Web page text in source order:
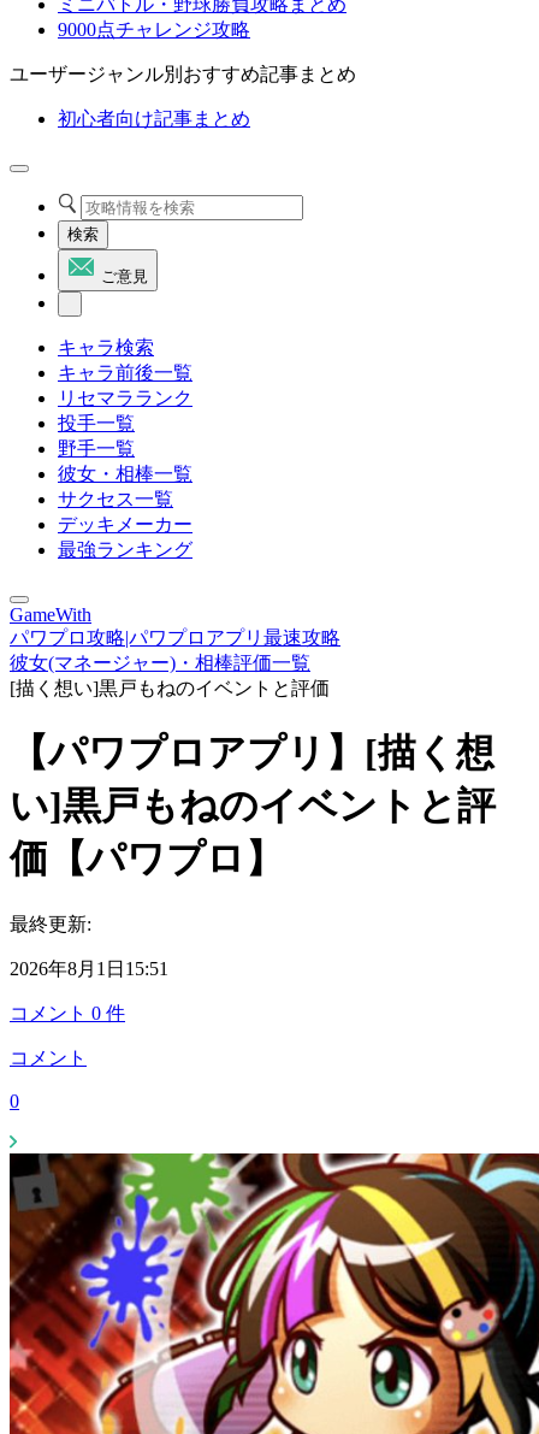
ミニバトル・野球勝負攻略まとめ
9000点チャレンジ攻略
ユーザージャンル別おすすめ記事まとめ
初心者向け記事まとめ
検索
ご意見
キャラ検索
キャラ前後一覧
リセマラランク
投手一覧
野手一覧
彼女・相棒一覧
サクセス一覧
デッキメーカー
最強ランキング
GameWith
パワプロ攻略|パワプロアプリ最速攻略
彼女(マネージャー)・相棒評価一覧
[描く想い]黒戸もねのイベントと評価
【パワプロアプリ】[描く想
い]黒戸もねのイベントと評
価【パワプロ】
最終更新:
2026年8月1日15:51
コメント 0 件
コメント
0